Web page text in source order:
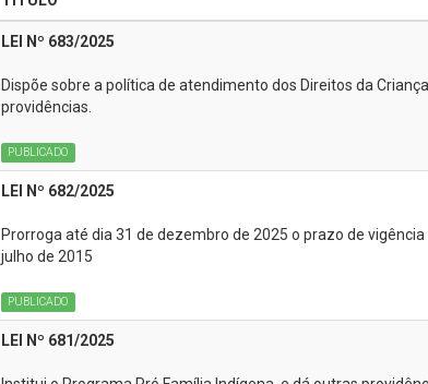
LEI Nº 683/2025
Dispõe sobre a política de atendimento dos Direitos da
providências.
PUBLICADO
LEI Nº 682/2025
Prorroga até dia 31 de dezembro de 2025 o prazo de
julho de 2015
PUBLICADO
LEI Nº 681/2025